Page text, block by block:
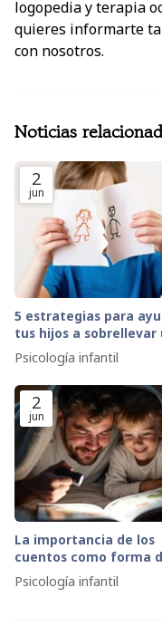
logopedia y terapia
quieres informarte
con nosotros.
Noticias
2
jun
5 estrategias para
tus hijos a sobrellevar
divorcio de la mejor
Psicología infantil
2
jun
La importancia de los
cuentos como forma
crear un tiempo para
compartir juntos
Psicología infantil